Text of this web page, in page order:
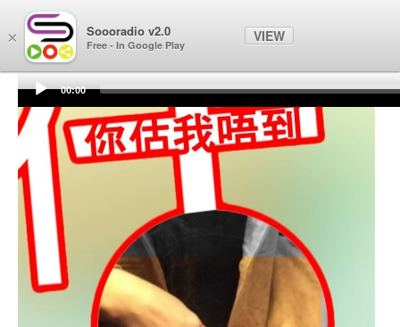
Soooradio
Audio
Player
00:00
× Soooradio v2.0
Free - In Google Play
VIEW